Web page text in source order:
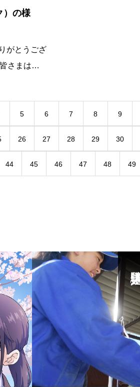
）の様
がとうござ
さまは、
5 6 7 8 9
26 27 28 29 30
44 45 46 47 48 49